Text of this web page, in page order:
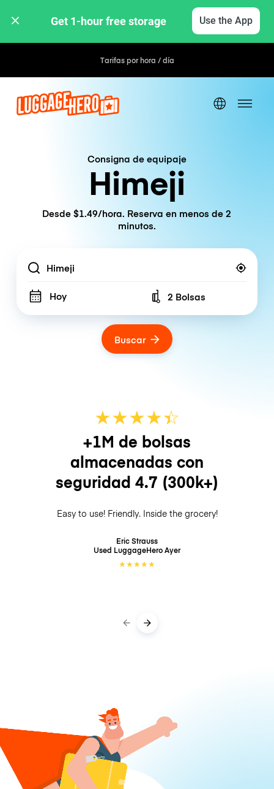
Get 1-hour free storage Use the App
Tarifas por hora / día
Consigna de equipaje
Himeji
Desde $1.49/hora. Reserva en menos de 2
minutos.
Location
Hoy Number of bags
2 Bolsas
Buscar
★★★★☆
★
+1M de bolsas
almacenadas con
seguridad 4.7 (300k+)
Easy to use! Friendly. Inside the grocery!
Eric Strauss
Used LuggageHeroAyer
★★★★★